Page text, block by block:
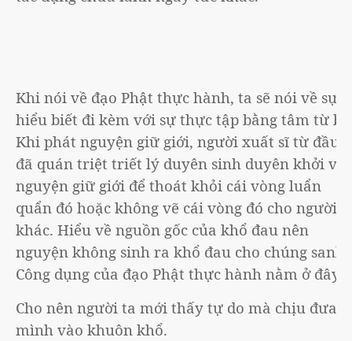
Khi nói về đạo Phật thực hành, ta sẽ nói về sự
hiểu biết đi kèm với sự thực tập bằng tâm từ bi.
Khi phát nguyện giữ giới, người xuất sĩ từ đầu
đã quán triệt triết lý duyên sinh duyên khởi và
nguyện giữ giới để thoát khỏi cái vòng luẩn
quẩn đó hoặc không vẽ cái vòng đó cho người
khác. Hiểu về nguồn gốc của khổ đau nên
nguyện không sinh ra khổ đau cho chúng sanh.
Công dụng của đạo Phật thực hành nằm ở đây.
Cho nên người ta mới thấy tự do mà chịu đưa
mình vào khuôn khổ.